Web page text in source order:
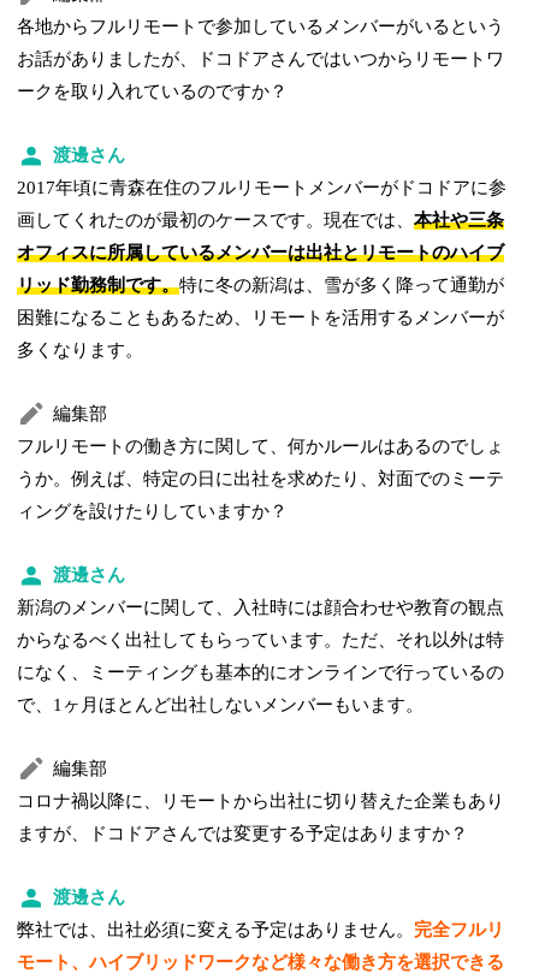
各地からフルリモートで参加しているメンバーがいるという
お話がありましたが、ドコドアさんではいつからリモートワ
ークを取り入れているのですか？
渡邊さん
2017年頃に青森在住のフルリモートメンバーがドコドアに参
画してくれたのが最初のケースです。現在では、本社や三条
オフィスに所属しているメンバーは出社とリモートのハイブ
リッド勤務制です。特に冬の新潟は、雪が多く降って通勤が
困難になることもあるため、リモートを活用するメンバーが
多くなります。
編集部
フルリモートの働き方に関して、何かルールはあるのでしょ
うか。例えば、特定の日に出社を求めたり、対面でのミーテ
ィングを設けたりしていますか？
渡邊さん
新潟のメンバーに関して、入社時には顔合わせや教育の観点
からなるべく出社してもらっています。ただ、それ以外は特
になく、ミーティングも基本的にオンラインで行っているの
で、1ヶ月ほとんど出社しないメンバーもいます。
編集部
コロナ禍以降に、リモートから出社に切り替えた企業もあり
ますが、ドコドアさんでは変更する予定はありますか？
渡邊さん
弊社では、出社必須に変える予定はありません。 完全フルリ
モート、ハイブリッドワークなど様々な働き方を選択できる